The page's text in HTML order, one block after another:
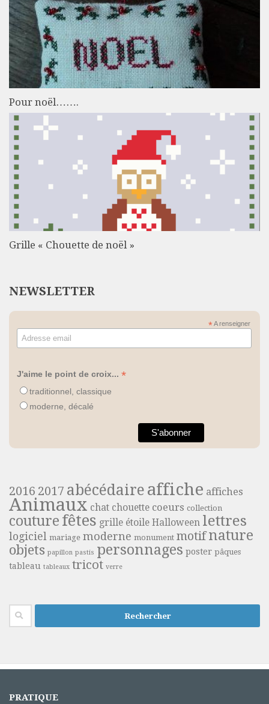
Pour noël…….
Grille « Chouette de noël »
NEWSLETTER
*A renseigner
J'aime le point de croix... *
traditionnel, classique
moderne, décalé
2016 2017 abécédaire affiche affiches
Animaux chat chouette coeurs collection
couture fêtes grille étoile Halloween lettres
logiciel mariage moderne monument motif nature
objets papillon pastis personnages poster pâques
tableau tableaux tricot verre
Rechercher :
PRATIQUE